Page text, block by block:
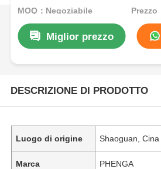
MOQ：Negoziabile
Miglior prezzo
DESCRIZIONE DI PRODOTTO
Luogo di origine Shaoguan, Cina
Marca PHENGA